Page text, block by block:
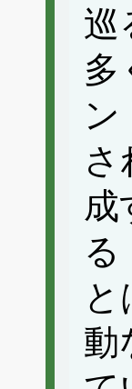
巡
多
ン
さ
成
る
動